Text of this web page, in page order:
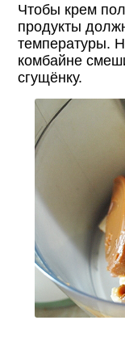
Чтобы крем
продукты
температуры.
комбайне
сгущёнку.